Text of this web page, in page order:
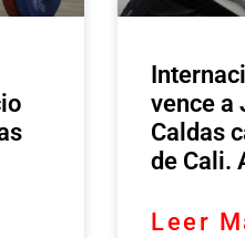
vence a
Caldas
de Cali.
Leer